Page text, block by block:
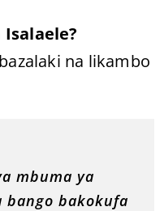
na likambo
mbuma ya
bango bakokufa